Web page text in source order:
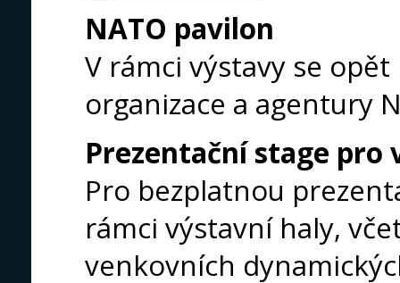
NATO pavilon
V rámci výstavy se
organizace a agentury
Prezentační stage pro
Pro bezplatnou
rámci výstavní haly,
venkovních